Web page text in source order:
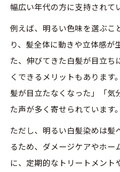
幅広い年代の方に支持されて
例えば、明るい色味を選ぶこ
り、髪全体に動きや立体感が
た、伸びてきた白髪が目立ち
くできるメリットもあります
髪が目立たなくなった」「気
た声が多く寄せられています。
ただし、明るい白髪染めは髪
るため、ダメージケアやホー
に、定期的なトリートメント